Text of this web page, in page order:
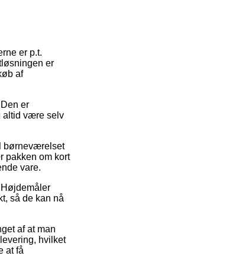
er p.t.
er
af
er
altid være selv
børneværelset
pakken om kort
vare.
så de kan nå
af at man
hvilket
at få